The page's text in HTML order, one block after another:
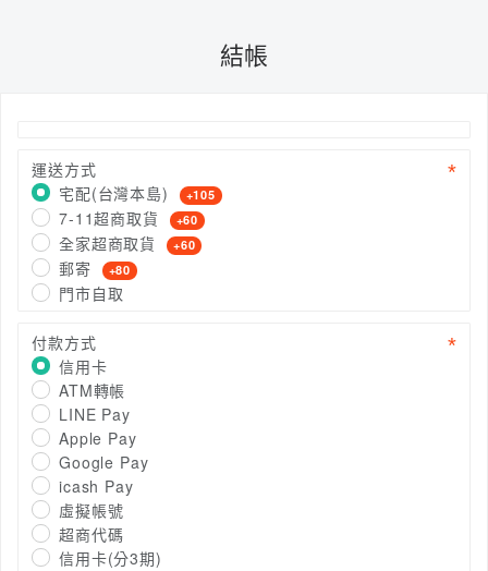
結帳
運送方式
宅配(台灣本島)
+105
7-11超商取貨 +60
全家超商取貨 +60
郵寄 +80
門市自取
付款方式
信用卡
ATM轉帳
LINE Pay
Apple Pay
Google Pay
icash Pay
虛擬帳號
超商代碼
信用卡(分3期)